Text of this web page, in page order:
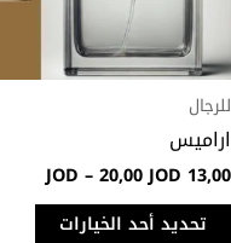
JOD–20,00JOD
تحديد أحد الخيارات